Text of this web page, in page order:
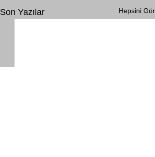
Son Yazılar Hepsini Gör